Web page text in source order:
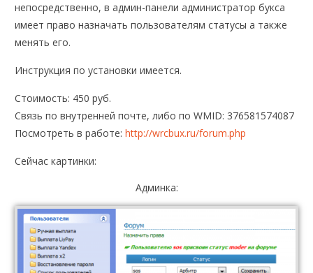
непосредственно, в админ-панели администратор букса
имеет право назначать пользователям статусы а также
менять его.
Инструкция по установки имеется.
Стоимость: 450 руб.
Связь по внутренней почте, либо по WMID: 376581574087
Посмотреть в работе:http://wrcbux.ru/forum.php
Сейчас картинки:
Админка: